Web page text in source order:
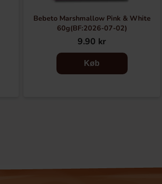
Bebeto Marshmallow Pink & White
60g(BF:2026-07-02)
9.90 kr
Køb